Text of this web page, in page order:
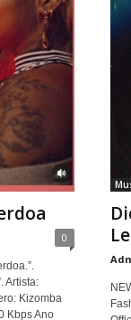
0
Artista:
Kizomba
Kbps Ano